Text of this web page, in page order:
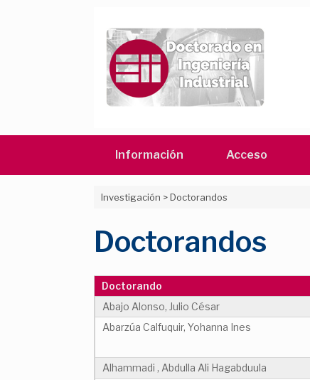
Información Acceso
Investigación >Doctorandos
Doctorandos
Doctorando
Abajo Alonso, Julio César
Abarzúa Calfuquir, Yohanna Ines
Alhammadi , Abdulla Ali Hagabduula